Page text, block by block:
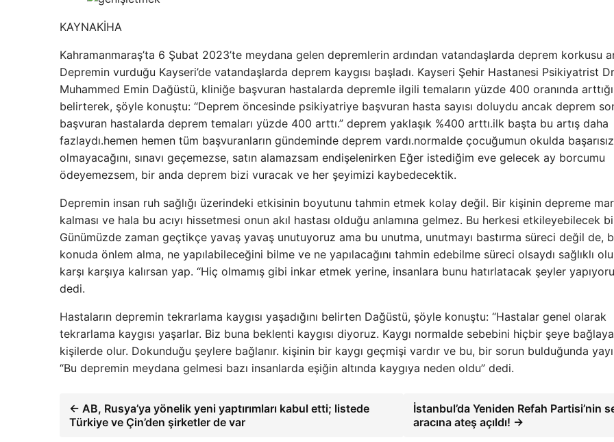
KAYNAKİHA
Kahramanmaraş’ta 6 Şubat 2023’te meydana gelen depremlerin ardından vatandaşlarda deprem korkusu
Depremin vurduğu Kayseri’de vatandaşlarda deprem kaygısı başladı. Kayseri Şehir Hastanesi Psikiyatrist
Muhammed Emin Dağüstü, kliniğe başvuran hastalarda depremle ilgili temaların yüzde 400 oranında
belirterek, şöyle konuştu: “Deprem öncesinde psikiyatriye başvuran hasta sayısı doluydu ancak deprem
başvuran hastalarda deprem temaları yüzde 400 arttı.” deprem yaklaşık %400 arttı.ilk başta bu artış daha
fazlaydı.hemen hemen tüm başvuranların gündeminde deprem vardı.normalde çocuğumun okulda
olmayacağını, sınavı geçemezse, satın alamazsam endişelenirken Eğer istediğim eve gelecek ay borcumu
ödeyemezsem, bir anda deprem bizi vuracak ve her şeyimizi kaybedecektik.
Depremin insan ruh sağlığı üzerindeki etkisinin boyutunu tahmin etmek kolay değil. Bir kişinin depreme
kalması ve hala bu acıyı hissetmesi onun akıl hastası olduğu anlamına gelmez. Bu herkesi etkileyebilecek
Günümüzde zaman geçtikçe yavaş yavaş unutuyoruz ama bu unutma, unutmayı bastırma süreci değil de,
konuda önlem alma, ne yapılabileceğini bilme ve ne yapılacağını tahmin edebilme süreci olsaydı sağlıklı
karşı karşıya kalırsan yap. “Hiç olmamış gibi inkar etmek yerine, insanlara bunu hatırlatacak şeyler
dedi.
Hastaların depremin tekrarlama kaygısı yaşadığını belirten Dağüstü, şöyle konuştu: “Hastalar genel olarak
tekrarlama kaygısı yaşarlar. Biz buna beklenti kaygısı diyoruz. Kaygı normalde sebebini hiçbir şeye
kişilerde olur. Dokunduğu şeylere bağlanır. kişinin bir kaygı geçmişi vardır ve bu, bir sorun bulduğunda
“Bu depremin meydana gelmesi bazı insanlarda eşiğin altında kaygıya neden oldu” dedi.
← AB, Rusya’ya yönelik yeni yaptırımları kabul etti; listede
Türkiye ve Çin’den şirketler de var
İstanbul’da Yeniden Refah Partisi’nin
aracına ateş açıldı! →